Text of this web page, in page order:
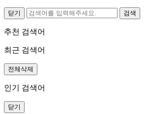
닫기
추천 검색어
최근 검색어
전체삭제
인기 검색어
닫기